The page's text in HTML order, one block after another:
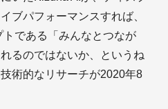
ブパフォーマンスすれば、
である「みんなとつなが
るのではないか、というね
術的なリサーチが2020年8